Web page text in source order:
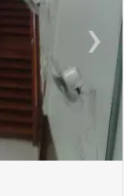
›Next